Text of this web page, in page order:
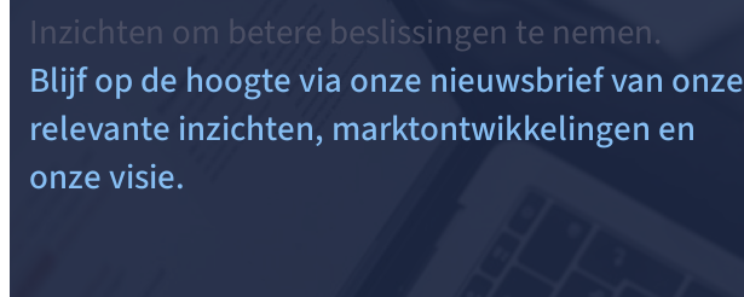
Inzichten om betere beslissingen te nemen.
Blijf op de hoogte via onze nieuwsbrief van onze
relevante inzichten, marktontwikkelingen en
onze visie.